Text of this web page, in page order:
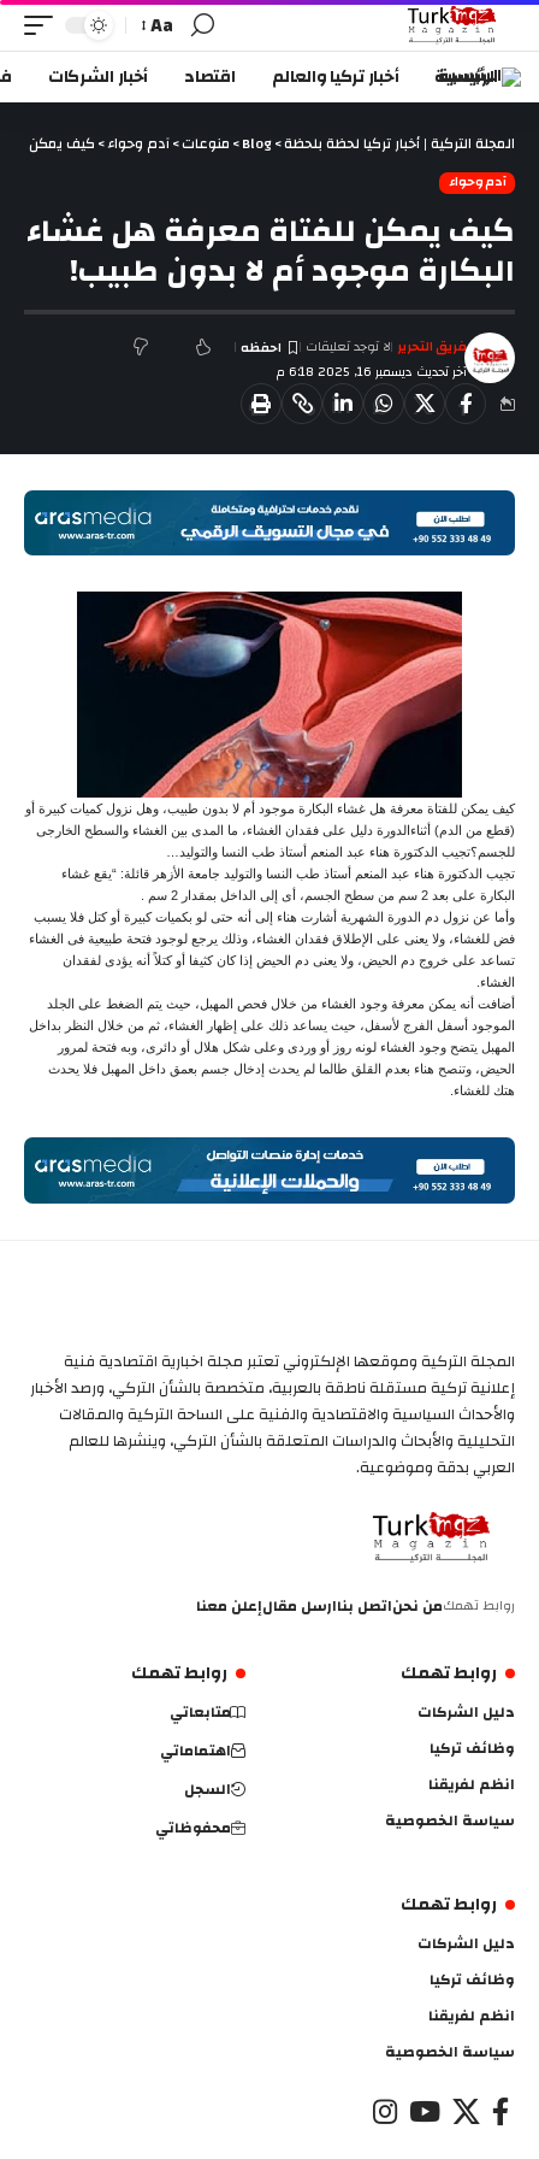
Aa
الرئيسية أخبار تركيا والعالم اقتصاد أخبار الشركات
المجلة التركية | أخبار تركيا لحظة بلحظة>
Blog
>منوعات>آدم وحواء>كيف يمكن
آدم وحواء
كيف يمكن للفتاة معرفة هل غشاء
البكارة موجود أم لا بدون طبيب!
آخر تحديث ديسمبر 16, 2025 6:18 م
فريق التحرير لا توجد تعليقات
كيف يمكن للفتاة معرفة هل غشاء البكارة موجود أم لا بدون طبيب، وهل نزول كميات كبيرة أو
(قطع من الدم) أثناءالدورة دليل على فقدان الغشاء، ما المدى بين الغشاء والسطح الخارجى
للجسم؟تجيب الدكتورة هناء عبد المنعم أستاذ طب النسا والتوليد…
تجيب الدكتورة هناء عبد المنعم أستاذ طب النسا والتوليد جامعة الأزهر قائلة: “يقع غشاء
البكارة على بعد 2 سم من سطح الجسم، أى إلى الداخل بمقدار 2 سم .
وأما عن نزول دم الدورة الشهرية أشارت هناء إلى أنه حتى لو بكميات كبيرة أو كتل فلا يسبب
فض للغشاء، ولا يعنى على الإطلاق فقدان الغشاء، وذلك يرجع لوجود فتحة طبيعية فى الغشاء
تساعد على خروج دم الحيض، ولا يعنى دم الحيض إذا كان كثيفا أو كتلاً أنه يؤدى لفقدان
الغشاء.
أضافت أنه يمكن معرفة وجود الغشاء من خلال فحص المهبل، حيث يتم الضغط على الجلد
الموجود أسفل الفرج لأسفل، حيث يساعد ذلك على إظهار الغشاء، ثم من خلال النظر بداخل
المهبل يتضح وجود الغشاء لونه روز أو وردى وعلى شكل هلال أو دائرى، وبه فتحة لمرور
الحيض، وتنصح هناء بعدم القلق طالما لم يحدث إدخال جسم بعمق داخل المهبل فلا يحدث
هتك للغشاء.
المجلة التركية وموقعها الإلكتروني تعتبر مجلة اخبارية اقتصادية فنية
إعلانية تركية مستقلة ناطقة بالعربية، متخصصة بالشأن التركي، ورصد الأخبار
والأحداث السياسية والاقتصادية والفنية على الساحة التركية والمقالات
التحليلية والأبحاث والدراسات المتعلقة بالشأن التركي، وينشرها للعالم
العربي بدقة وموضوعية.
روابط تهمكمن نحناتصل بناارسل مقالإعلن معنا
روابط تهمك
دليل الشركات
وظائف تركيا
انظم لفريقنا
سياسة الخصوصية
روابط تهمك
متابعاتي
اهتماماتي
السجل
محفوظاتي
روابط تهمك
دليل الشركات
وظائف تركيا
انظم لفريقنا
سياسة الخصوصية